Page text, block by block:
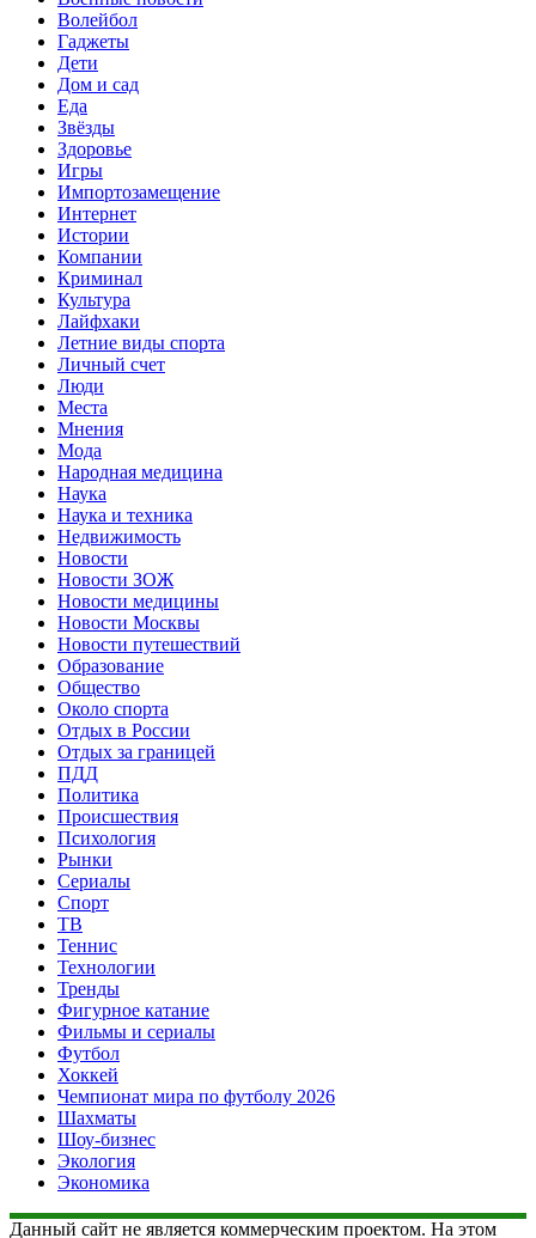
Волейбол
Гаджеты
Дети
Дом и сад
Еда
Звёзды
Здоровье
Игры
Импортозамещение
Интернет
Истории
Компании
Криминал
Культура
Лайфхаки
Летние виды спорта
Личный счет
Люди
Места
Мнения
Мода
Народная медицина
Наука
Наука и техника
Недвижимость
Новости
Новости ЗОЖ
Новости медицины
Новости Москвы
Новости путешествий
Образование
Общество
Около спорта
Отдых в России
Отдых за границей
ПДД
Политика
Происшествия
Психология
Рынки
Сериалы
Спорт
ТВ
Теннис
Технологии
Тренды
Фигурное катание
Фильмы и сериалы
Футбол
Хоккей
Чемпионат мира по футболу 2026
Шахматы
Шоу-бизнес
Экология
Экономика
Данный сайт не является коммерческим проектом. На этом